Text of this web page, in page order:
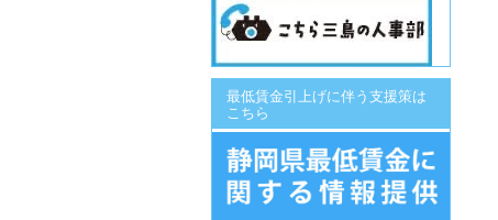
最低賃金引上げに伴う支援策は
こちら